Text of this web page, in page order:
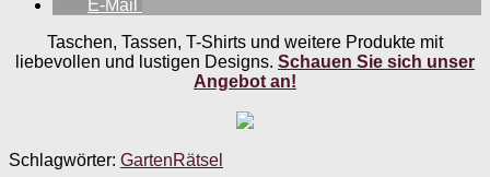
E-Mail
Taschen, Tassen, T-Shirts und weitere Produkte mit
liebevollen und lustigen Designs. Schauen Sie sich unser
Angebot an!
Schlagwörter: GartenRätsel